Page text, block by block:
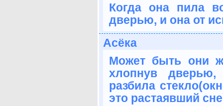
Когда она пила
дверью, и она от
Асёка
Может быть они
хлопнув дверью,
разбила
это растаявший